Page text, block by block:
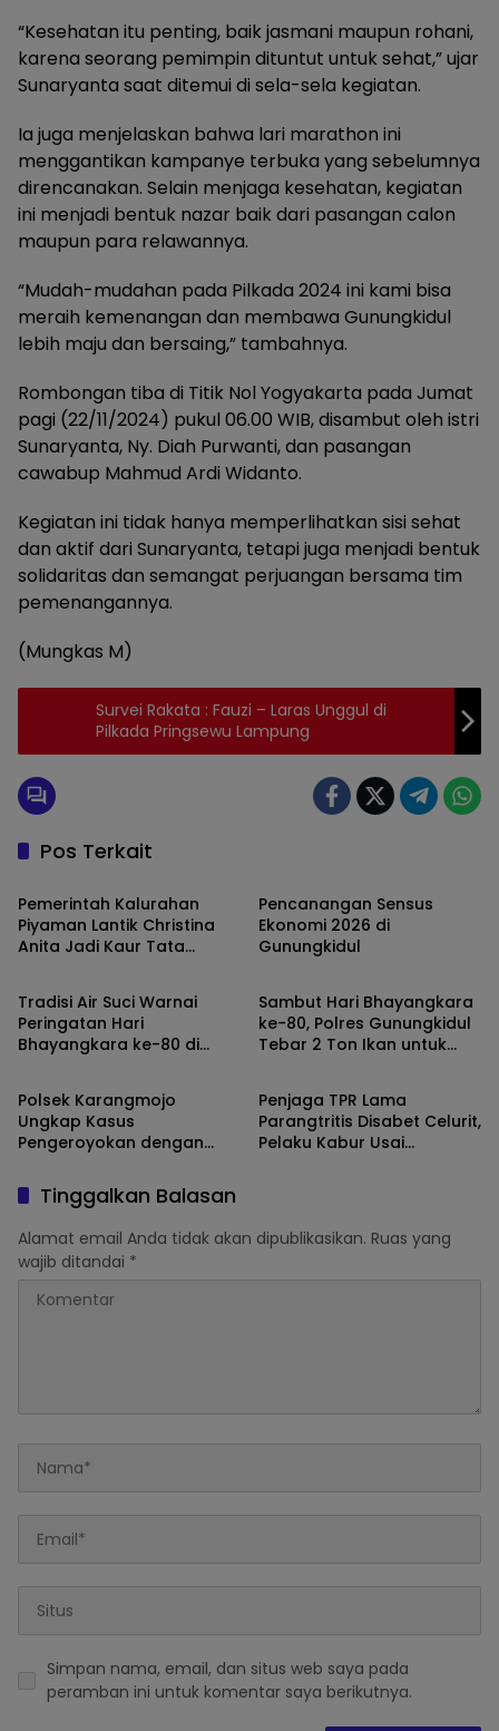
“Kesehatan itu penting, baik jasmani maupun rohani,
karena seorang pemimpin dituntut untuk sehat,” ujar
Sunaryanta saat ditemui di sela-sela kegiatan.
Ia juga menjelaskan bahwa lari marathon ini
menggantikan kampanye terbuka yang sebelumnya
direncanakan. Selain menjaga kesehatan, kegiatan
ini menjadi bentuk nazar baik dari pasangan calon
maupun para relawannya.
“Mudah-mudahan pada Pilkada 2024 ini kami bisa
meraih kemenangan dan membawa Gunungkidul
lebih maju dan bersaing,” tambahnya.
Rombongan tiba di Titik Nol Yogyakarta pada Jumat
pagi (22/11/2024) pukul 06.00 WIB, disambut oleh istri
Sunaryanta, Ny. Diah Purwanti, dan pasangan
cawabup Mahmud Ardi Widanto.
Kegiatan ini tidak hanya memperlihatkan sisi sehat
dan aktif dari Sunaryanta, tetapi juga menjadi bentuk
solidaritas dan semangat perjuangan bersama tim
pemenangannya.
(Mungkas M)
Survei Rakata : Fauzi – Laras Unggul di
Pilkada Pringsewu Lampung
Pos Terkait
Gunungkidul
Pemerintah Kalurahan
Piyaman Lantik Christina
Anita Jadi Kaur Tata
Pencanangan Sensus
Ekonomi 2026 di
Gunungkidul
Daerah
Tradisi Air Suci Warnai
Peringatan Hari
Bhayangkara ke-80 di
Gunungkidul
Sambut Hari Bhayangkara
ke-80, Polres Gunungkidul
Tebar 2 Ton Ikan untuk
Gunungkidul
Polsek Karangmojo
Ungkap Kasus
Pengeroyokan dengan
Diamankan
Gunungkidul
Penjaga TPR Lama
Parangtritis Disabet Celurit,
Pelaku Kabur Usai
Tinggalkan Balasan
Alamat email Anda tidak akan dipublikasikan. Ruas yang
wajib ditandai *
Simpan nama, email, dan situs web saya pada
peramban ini untuk komentar saya berikutnya.